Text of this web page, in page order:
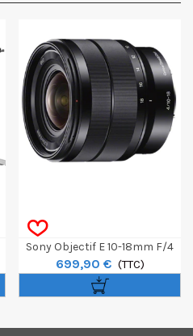
Sony Objectif E 10-18mm F/4
OSS
699,90 € (TTC)